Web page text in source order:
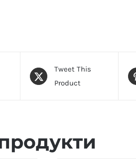
Tweet This
Product